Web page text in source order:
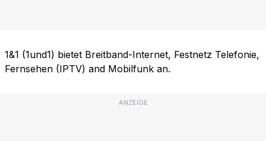
1&1 (1und1) bietet Breitband-Internet, Festnetz Telefonie,
Fernsehen (IPTV) and Mobilfunk an.
ANZEIGE